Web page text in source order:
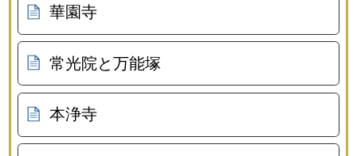
華園寺
常光院と万能塚
本浄寺